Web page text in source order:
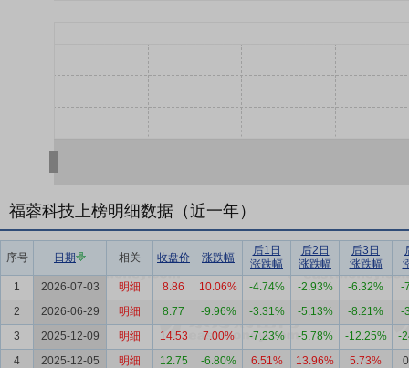
福蓉科技上榜明细数据（近一年）
序号 日期 相关 收盘价 涨跌幅
后1日
涨跌幅
后2日
涨跌幅
后3日
涨跌幅
1
2026-07-03 明细 8.86 10.06% -4.74% -2.93% -6.32%
-
2
2026-06-29 明细 8.77 -9.96% -3.31% -5.13% -8.21%
-
3
2025-12-09 明细 14.53 7.00% -7.23% -5.78% -12.25%
-
4
2025-12-05 明细 12.75 -6.80% 6.51% 13.96% 5.73%